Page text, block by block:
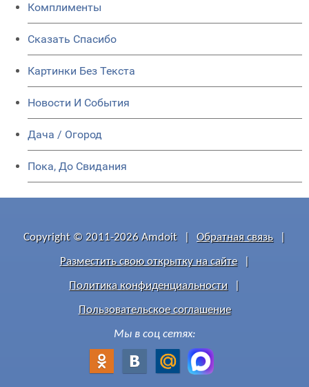
Комплименты
Сказать Спасибо
Картинки Без Текста
Новости И События
Дача / Огород
Пока, До Свидания
Copyright © 2011-2026 Amdoit Обратная связь
Разместить свою открытку на сайте
Политика конфиденциальности
Пользовательское соглашение
Мы в соц сетях: